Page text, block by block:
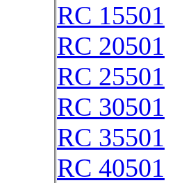
RC 15501
RC 20501
RC 25501
RC 30501
RC 35501
RC 40501